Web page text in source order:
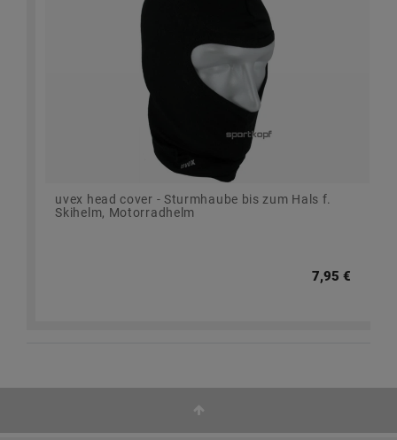
uvex head cover - Sturmhaube bis zum Hals f.
Skihelm, Motorradhelm
7,95 €